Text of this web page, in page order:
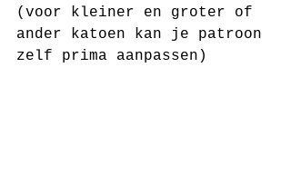
(voor kleiner en groter of
ander katoen kan je patroon
zelf prima aanpassen)